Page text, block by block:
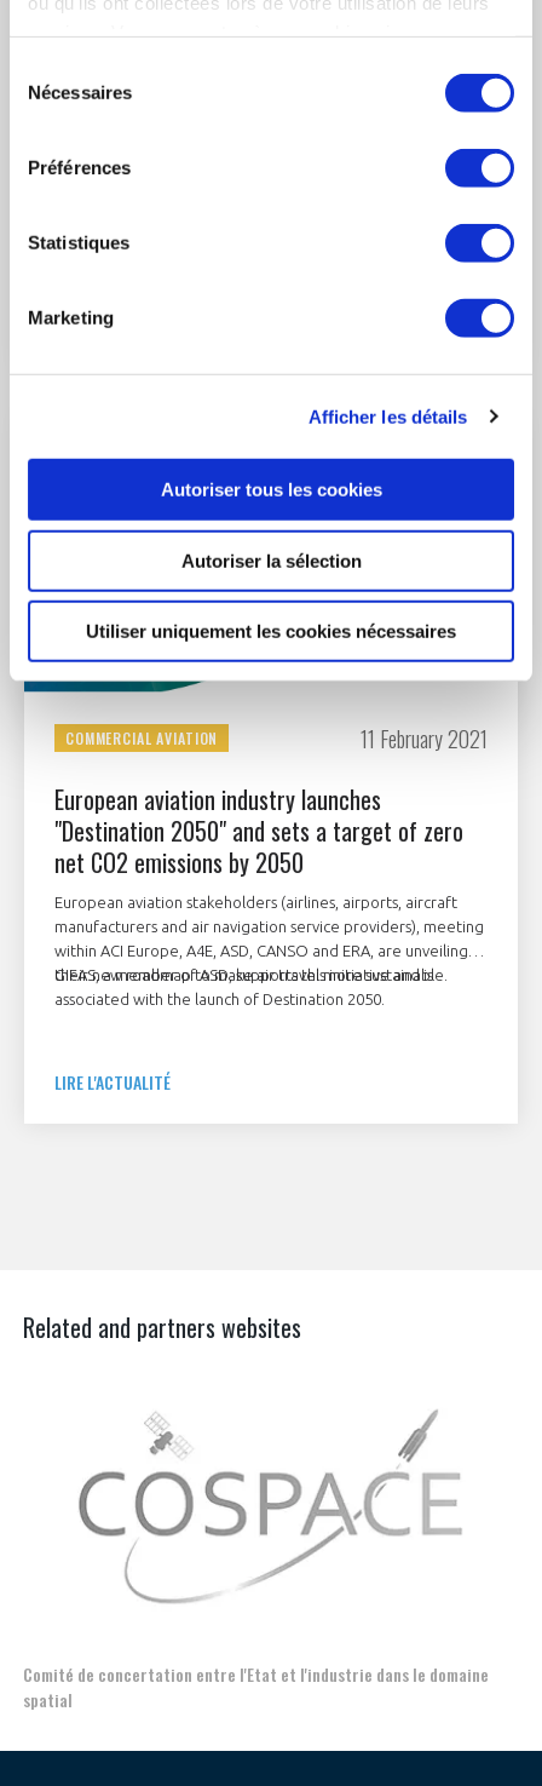
Nécessaires
Préférences
Statistiques
Marketing
Afficher les détails
Autoriser tous les cookies
Autoriser la sélection
Utiliser uniquement les cookies nécessaires
The French aerospace industry will be present
in force at the 2021 Dubai Airshow
GIFAS is leading a 55-strong delegation of French companies
be showcasing their know-how at the French pavilion or with
LIRE L'ACTUALITÉ
COMMERCIAL AVIATION 11 February 2021
European aviation industry launches
"Destination 2050" and sets a target of zero
net CO2 emissions by 2050
European aviation stakeholders (airlines, airports, aircraft
manufacturers and air navigation service providers), meeting
within ACI Europe, A4E, ASD, CANSO and ERA, are unveiling
their new roadmap to make air travel more sustainable.
GIFAS, a member of ASD, supports this initiative and is
associated with the launch of Destination 2050.
LIRE L'ACTUALITÉ
Related and partners websites
Comité de concertation entre l'Etat et l'industrie dans le domaine
spatial